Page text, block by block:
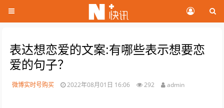
表达想恋爱的文案:有哪些表示想要恋
爱的句子？
微博实时号购买 2022年08月01日 16:06 292 admin